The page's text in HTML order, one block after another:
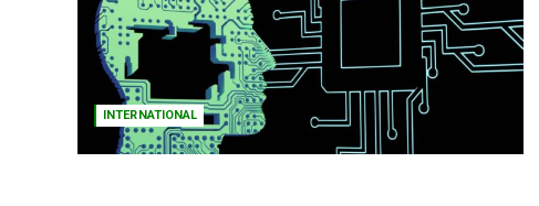
INTERNATIONAL